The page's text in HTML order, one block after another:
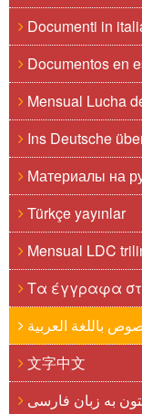
Documenti in
Documentos en
Mensual Lucha
Ins Deutsche
Материалы на
Türkçe yayınlar
Mensual LDC
Τα έγγραφα
باللغة العربية
文字中文
به زبان فارسی